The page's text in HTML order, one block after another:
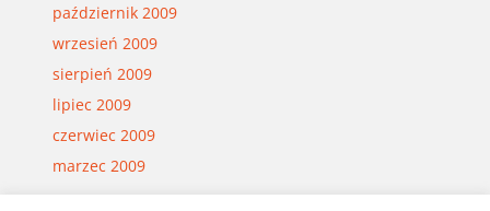
październik 2009
wrzesień 2009
sierpień 2009
lipiec 2009
czerwiec 2009
marzec 2009